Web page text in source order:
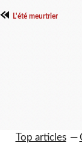
L'été meurtrier
Top articles